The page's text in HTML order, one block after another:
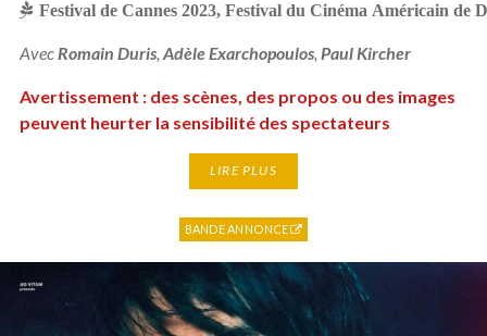
Festival de Cannes 2023, Festival du Cinéma Américain de
AvecRomain Duris, Adèle Exarchopoulos, Paul Kircher
Avertissement : des scènes, des propos ou des images
peuvent heurter la sensibilité des spectateurs
LIRE PLUS
BANDE ANNONCE